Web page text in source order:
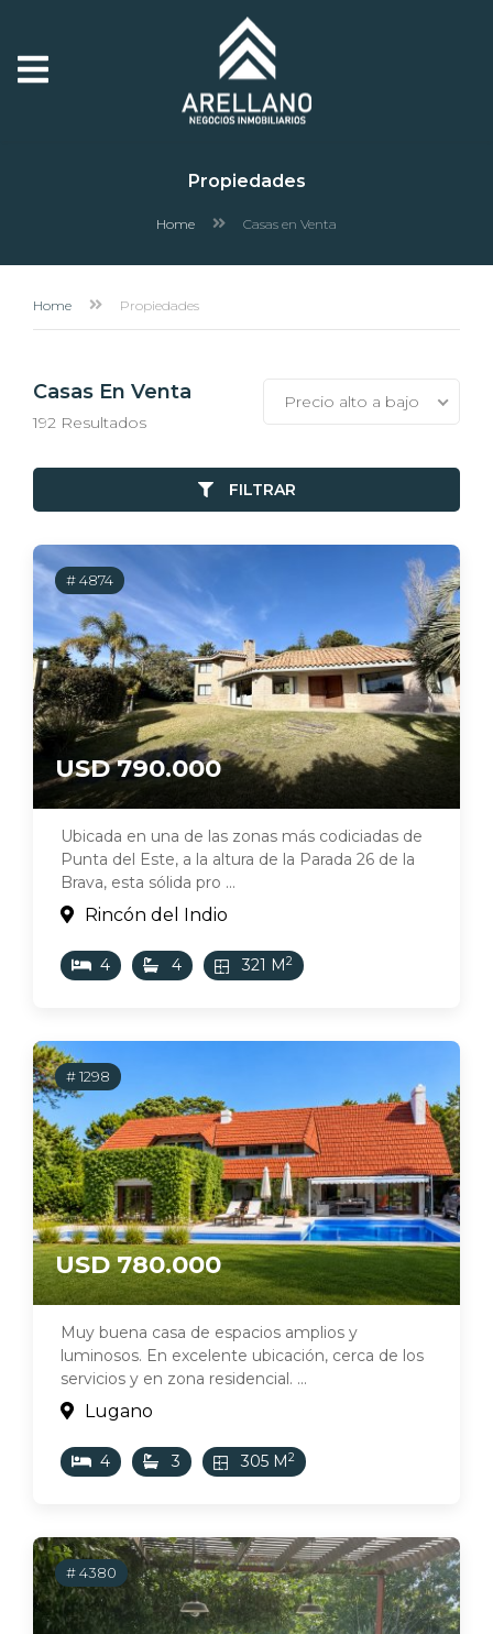
Propiedades
Home Casas en Venta
Home Propiedades
Casas En Venta
192 Resultados
Precio alto a bajo
FILTRAR
# 4874
USD 790.000
Ubicada en una de las zonas más codiciadas de
Punta del Este, a la altura de la Parada 26 de la
Brava, esta sólida pro ...
Rincón del Indio
4 4 321 M2
# 1298
USD 780.000
Muy buena casa de espacios amplios y
luminosos. En excelente ubicación, cerca de los
servicios y en zona residencial. ...
Lugano
4 3 305 M2
# 4380